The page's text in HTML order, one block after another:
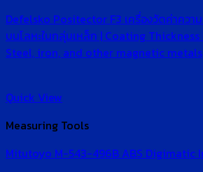
Defelsko Positector F3 เครื่องวัดค่าควา
บนโลหะในกลุ่มเหล็ก | Coating Thickness
Steel, iron, and other magnetic metals
Quick View
Measuring Tools
Mitutoyo M-543-496B ABS Digimatic